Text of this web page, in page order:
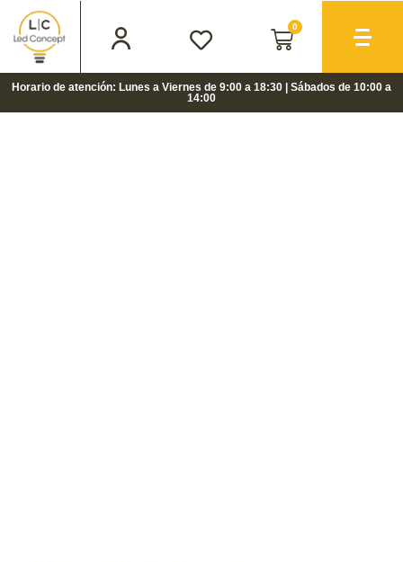
0
Horario de atención: Lunes a Viernes de 9:00 a 18:30 | Sábados de 10:00 a
14:00